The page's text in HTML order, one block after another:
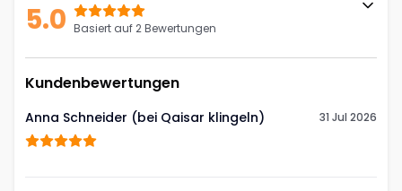
5.0 Basiert auf 2 Bewertungen
Kundenbewertungen
Anna Schneider (bei Qaisar klingeln) 31 Jul 2026